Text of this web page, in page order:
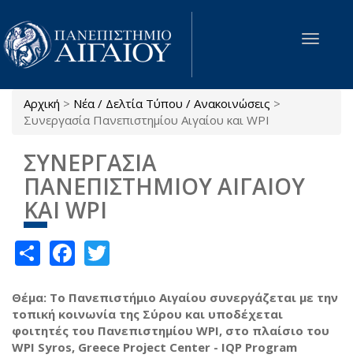
Παράκαμψη προς το κυρίως περιεχόμενο
Toggle
Είστε εδώ
Αρχική > Νέα / Δελτία Τύπου / Ανακοινώσεις >
Συνεργασία Πανεπιστημίου Αιγαίου και WPI
ΣΥΝΕΡΓΑΣΙΑ
ΠΑΝΕΠΙΣΤΗΜΙΟΥ ΑΙΓΑΙΟΥ
ΚΑΙ WPI
ShareFacebook
Θέμα: Το Πανεπιστήμιο Αιγαίου συνεργάζεται με την
τοπική κοινωνία της Σύρου και υποδέχεται
φοιτητές του Πανεπιστημίου WPI, στο πλαίσιο του
WPI Syros, Greece Project Center - IQP Program